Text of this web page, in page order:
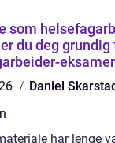
som
du deg grundig
Daniel
har lenge